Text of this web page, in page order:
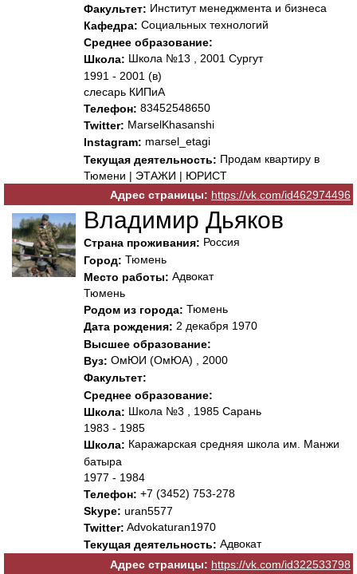
Факультет: Институт менеджмента и бизнеса
Кафедра: Социальных технологий
Среднее образование:
Школа: Школа №13 , 2001 Сургут
1991 - 2001 (в)
слесарь КИПиА
Телефон: 83452548650
Twitter: MarselKhasanshi
Instagram: marsel_etagi
Текущая деятельность: Продам квартиру в
Тюмени | ЭТАЖИ | ЮРИСТ
Адрес страницы: https://vk.com/id462974496
Владимир Дьяков
Страна проживания: Россия
Город: Тюмень
Место работы: Адвокат
Тюмень
Родом из города: Тюмень
Дата рождения: 2 декабря 1970
Высшее образование:
Вуз: ОмЮИ (ОмЮА) , 2000
Факультет:
Среднее образование:
Школа: Школа №3 , 1985 Сарань
1983 - 1985
Школа: Каражарская средняя школа им. Манжи
батыра
1977 - 1984
Телефон: +7 (3452) 753-278
Skype: uran5577
Twitter: Advokaturan1970
Текущая деятельность: Адвокат
Адрес страницы: https://vk.com/id322533798